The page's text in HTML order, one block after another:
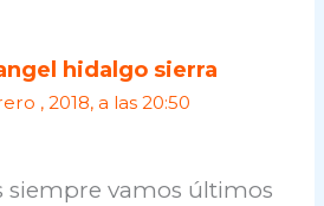
hidalgo sierra
, 2018, a las 20:50
siempre vamos últimos